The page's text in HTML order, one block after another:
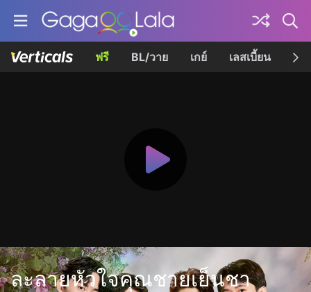
ฟรี BL/วาย เกย์ เลสเบี้ยน เค
ละลายหัวใจคุณชายเย็นชา